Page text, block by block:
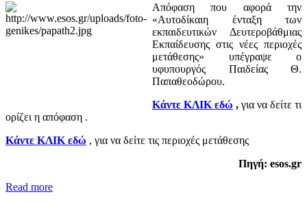
Απόφαση που αφορά την
«Αυτοδίκαιη ένταξη των
εκπαιδευτικών Δευτεροβάθμιας
Εκπαίδευσης στις νέες περιοχές
μετάθεσης» υπέγραψε ο
υφυπουργός Παιδείας Θ.
Παπαθεοδώρου.
Κάντε ΚΛΙΚ εδώ , για να δείτε τι
ορίζει η απόφαση .
Κάντε ΚΛΙΚ εδώ , για να δείτε τις περιοχές μετάθεσης
Πηγή: esos.gr
Read more